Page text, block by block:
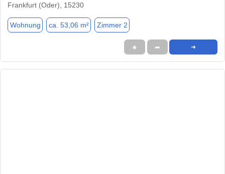
Frankfurt (Oder), 15230
Wohnung ca. 53,06 m² Zimmer 2
★ ➦ ➜